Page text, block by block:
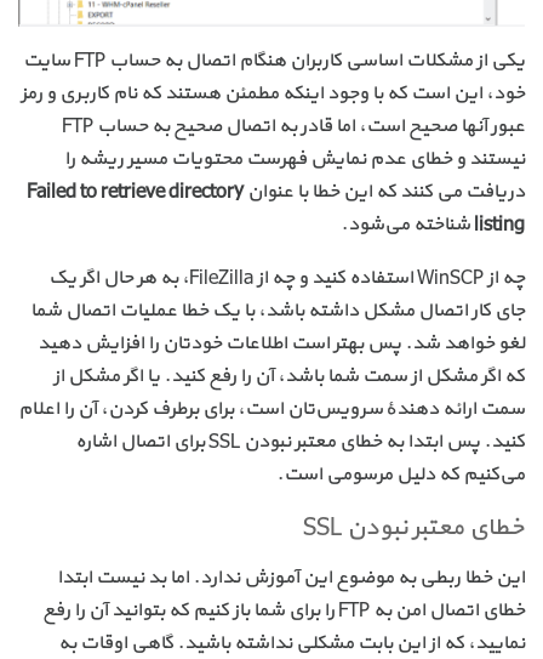
یکی از مشکلات اساسی کاربران هنگام اتصال به حساب FTP سایت
خود، این است که با وجود اینکه مطمئن هستند که نام کاربری و رمز
عبور آنها صحیح است، اما قادر به اتصال صحیح به حساب FTP
نیستند و خطای عدم نمایش فهرست محتویات مسیر ریشه را
دریافت می کنند که این خطا با عنوانFailed to retrieve directory
listingشناخته می‌شود.
چه از WinSCP استفاده کنید و چه از FileZilla، به هر حال اگر یک
جای کار اتصال مشکل داشته باشد، با یک خطا عملیات اتصال شما
لغو خواهد شد. پس بهتر است اطلاعات خودتان را افزایش دهید
که اگر مشکل از سمت شما باشد،‌ آن را رفع کنید. یا اگر مشکل از
سمت ارائه دهندهٔ سرویس‌تان است، برای برطرف کردن، آن را اعلام
کنید. پس ابتدا به خطای معتبر نبودن SSL برای اتصال اشاره
می‌کنیم که دلیل مرسومی است.
خطای معتبر نبودن SSL
این خطا ربطی به موضوع این آموزش ندارد. اما بد نیست ابتدا
خطای اتصال امن به FTP را برای شما باز کنیم که بتوانید آن را رفع
نمایید، که از این بابت مشکلی نداشته باشید. گاهی اوقات به